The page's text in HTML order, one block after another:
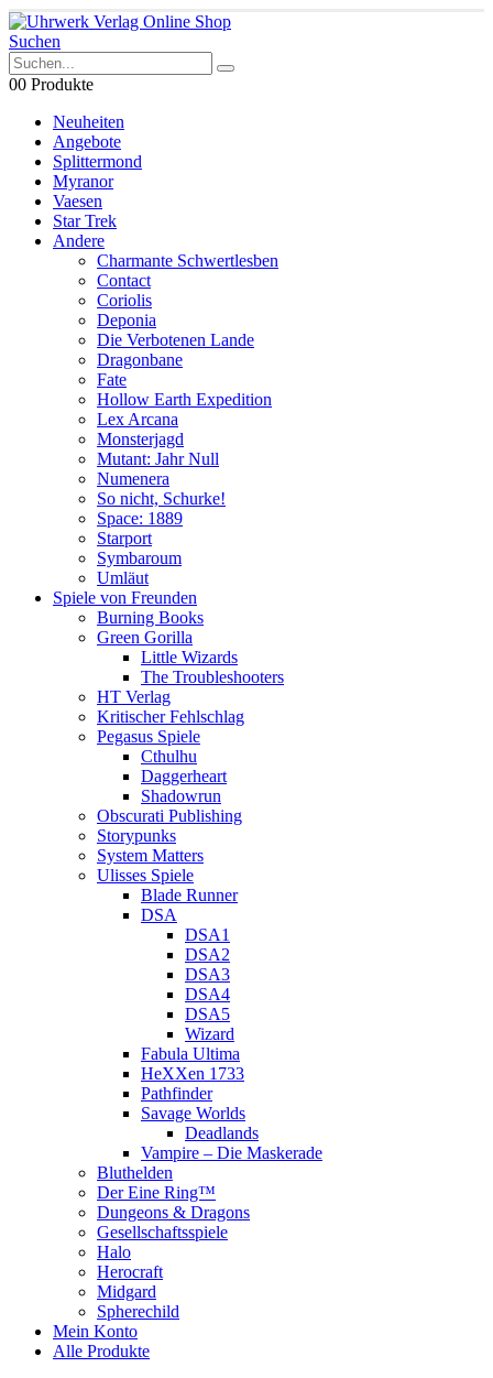
Suchen
00 Produkte
Neuheiten
Angebote
Splittermond
Myranor
Vaesen
Star Trek
Andere
Charmante Schwertlesben
Contact
Coriolis
Deponia
Die Verbotenen Lande
Dragonbane
Fate
Hollow Earth Expedition
Lex Arcana
Monsterjagd
Mutant: Jahr Null
Numenera
So nicht, Schurke!
Space: 1889
Starport
Symbaroum
Umläut
Spiele von Freunden
Burning Books
Green Gorilla
Little Wizards
The Troubleshooters
HT Verlag
Kritischer Fehlschlag
Pegasus Spiele
Cthulhu
Daggerheart
Shadowrun
Obscurati Publishing
Storypunks
System Matters
Ulisses Spiele
Blade Runner
DSA
DSA1
DSA2
DSA3
DSA4
DSA5
Wizard
Fabula Ultima
HeXXen 1733
Pathfinder
Savage Worlds
Deadlands
Vampire – Die Maskerade
Bluthelden
Der Eine Ring™
Dungeons & Dragons
Gesellschaftsspiele
Halo
Herocraft
Midgard
Spherechild
Mein Konto
Alle Produkte